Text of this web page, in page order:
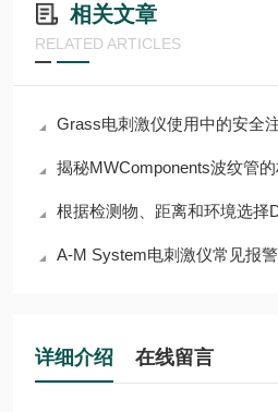
相关文章
RELATED ARTICLES
Grass电刺激仪使用中的安全
揭秘MWComponents波纹管
根据检测物、距离和环境选择Di-
A-M System电刺激仪常见报
详细介绍 在线留言